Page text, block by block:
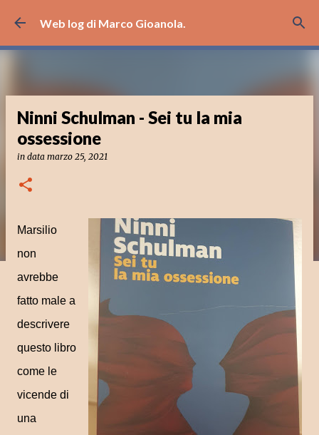
Passa ai contenuti principali
Web log di Marco Gioanola.
Ninni Schulman - Sei tu la mia
ossessione
in data marzo 25, 2021
Marsilio
non
avrebbe
fatto male a
descrivere
questo libro
come le
vicende di
una